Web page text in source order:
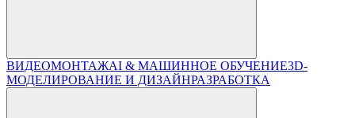
ВИДЕОМОНТАЖAI & МАШИННОЕ ОБУЧЕНИЕ3D-
МОДЕЛИРОВАНИЕ И ДИЗАЙНРАЗРАБОТКА